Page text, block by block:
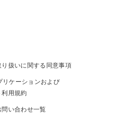
扱いに関する同意事項
ケーションおよび
用規約
い合わせ一覧